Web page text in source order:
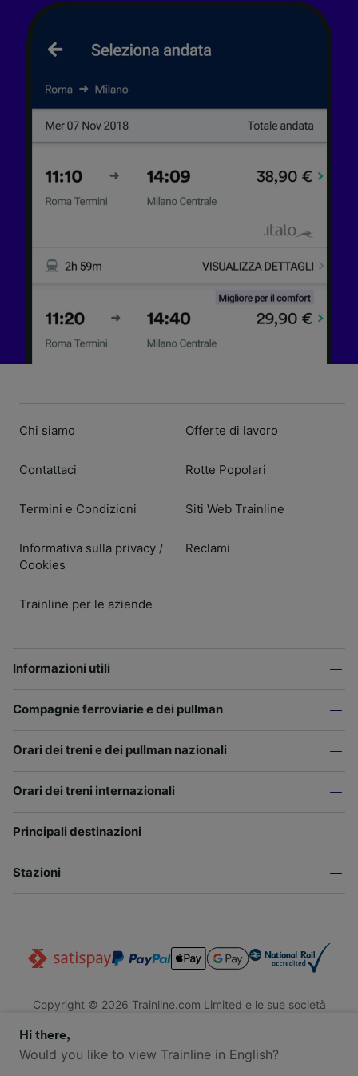
Chi siamo
Contattaci
Termini e Condizioni
Informativa sulla privacy /
Cookies
Trainline per le aziende
Offerte di lavoro
Rotte Popolari
Siti Web Trainline
Reclami
Informazioni utili
Compagnie ferroviarie e dei pullman
Orari dei treni e dei pullman nazionali
Orari dei treni internazionali
Principali destinazioni
Stazioni
Copyright © 2026 Trainline.com Limited e le sue società
Trainline.com Limited è registrata in Inghilterra e Galles. Società
n. 3846791. Sede legale: 1 Stonecutter St, EC4A 4AH, Londra,
Hi there,
Would you like to view Trainline in English?